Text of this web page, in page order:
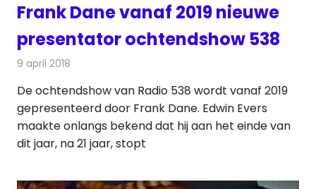
Frank Dane vanaf 2019 nieuwe
presentator ochtendshow 538
9 april 2018
De ochtendshow van Radio 538 wordt vanaf 2019
gepresenteerd door Frank Dane. Edwin Evers
maakte onlangs bekend dat hij aan het einde van
dit jaar, na 21 jaar, stopt